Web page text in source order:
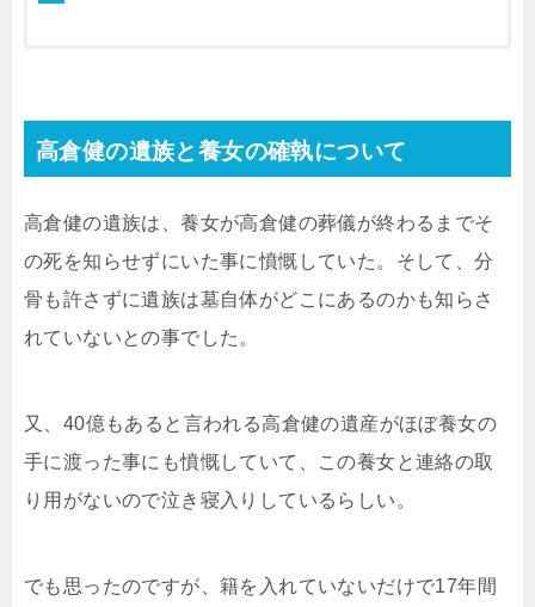
高倉健の遺族と養女の確執について
高倉健の遺族は、養女が高倉健の葬儀が終わるまでそ
の死を知らせずにいた事に憤慨していた。そして、分
骨も許さずに遺族は墓自体がどこにあるのかも知らさ
れていないとの事でした。
又、40億もあると言われる高倉健の遺産がほぼ養女の
手に渡った事にも憤慨していて、この養女と連絡の取
り用がないので泣き寝入りしているらしい。
でも思ったのですが、籍を入れていないだけで17年間